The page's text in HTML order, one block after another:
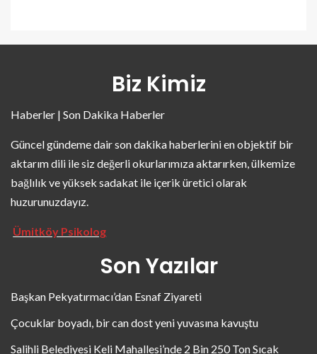
Biz Kimiz
Haberler | Son Dakika Haberler
Güncel gündeme dair son dakika haberlerini en objektif bir
aktarım dili ile siz değerli okurlarımıza aktarırken, ülkemize
bağlılık ve yüksek sadakat ile içerik üretici olarak
huzurunuzdayız.
Ümitköy Psikolog
Son Yazılar
Başkan Pekyatırmacı’dan Esnaf Ziyareti
Çocuklar boyadı, bir can dost yeni yuvasına kavuştu
Salihli Belediyesi Keli Mahallesi’nde 2 Bin 250 Ton Sıcak